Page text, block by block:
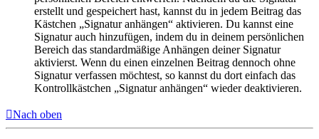
erstellt und gespeichert hast, kannst du in jedem Beitrag das
Kästchen „Signatur anhängen“ aktivieren. Du kannst eine
Signatur auch hinzufügen, indem du in deinem persönlichen
Bereich das standardmäßige Anhängen deiner Signatur
aktivierst. Wenn du einen einzelnen Beitrag dennoch ohne
Signatur verfassen möchtest, so kannst du dort einfach das
Kontrollkästchen „Signatur anhängen“ wieder deaktivieren.
Nach oben